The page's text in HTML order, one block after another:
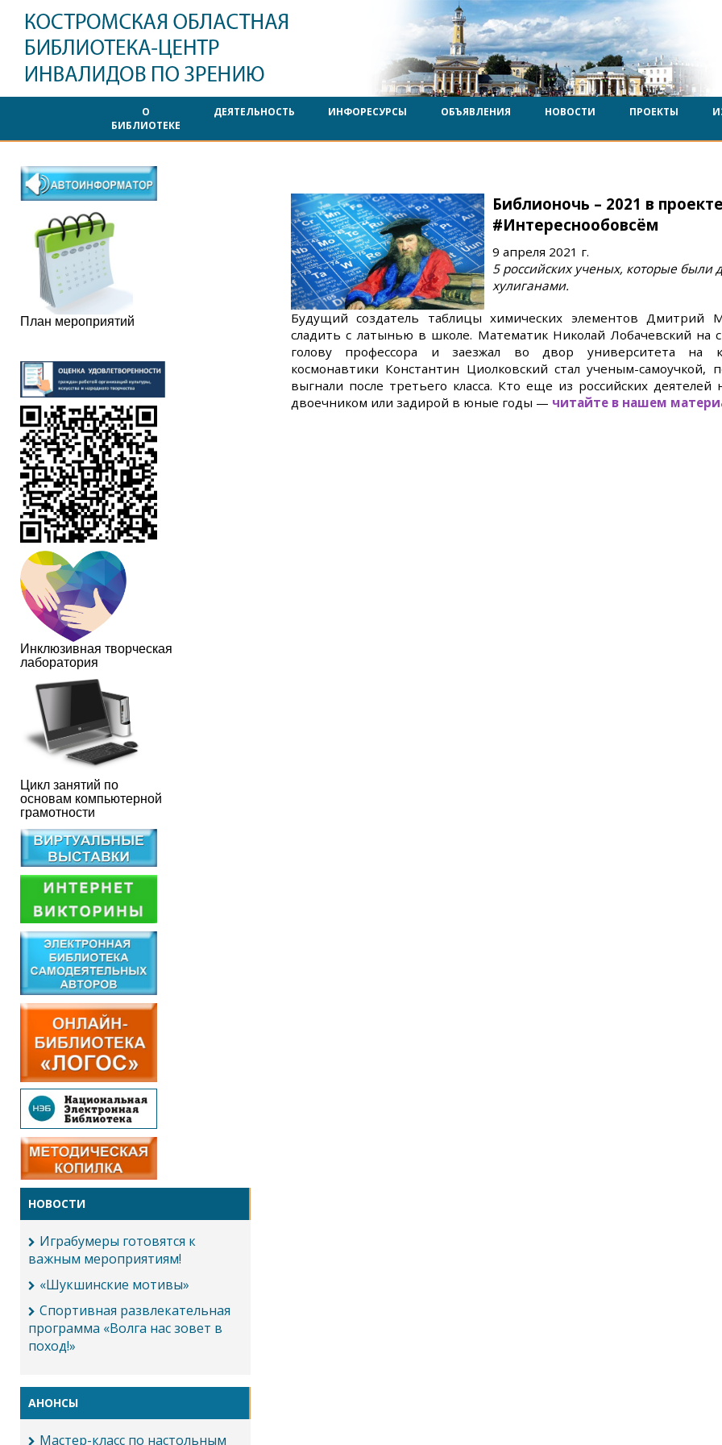
О
БИБЛИОТЕКЕ
ДЕЯТЕЛЬНОСТЬ ИНФОРЕСУРСЫ ОБЪЯВЛЕНИЯ НОВОСТИ ПРОЕКТЫ
План мероприятий
Инклюзивная творческая
лаборатория
Цикл занятий по
основам компьютерной
грамотности
НОВОСТИ
Играбумеры готовятся к
важным мероприятиям!
«Шукшинские мотивы»
Спортивная развлекательная
программа «Волга нас зовет в
поход!»
АНОНСЫ
Мастер-класс по настольным
Библионочь – 2021 в
#Интереснообовсём
9 апреля 2021 г.
5 российских ученых, которые были
хулиганами.
Будущий создатель таблицы химических элементов Дмитрий
сладить с латынью в школе. Математик Николай Лобачевский на
голову профессора и заезжал во двор университета на
космонавтики Константин Циолковский стал ученым-
выгнали после третьего класса. Кто еще из российских деятелей
двоечником или задирой в юные годы — читайте в нашем